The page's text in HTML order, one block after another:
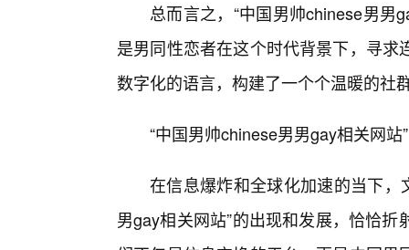
总而言之，“中国男帅chinese男男
是男同性恋者在这个时代背景下，寻
数字化的语言，构建了一个个温暖的社
“中国男帅chinese男男gay相关网
在信息爆炸和全球化加速的当下，
男gay相关网站”的出现和发展，恰恰